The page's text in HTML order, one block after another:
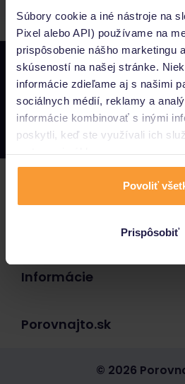
Súbory cookie a iné nástroje na
Pixel alebo API) používame na
prispôsobenie nášho marketingu
skúseností na našej stránke.
informácie zdieľame aj s našimi
sociálnych médií, reklamy a
informácie kombinovať s inými
poskytli, keď ste využívali ich
na to svoj súhlas.
Povoliť
Prispôsobiť
Napíšte nám
info@porovnajto.sk
Zavolajte nám
0800 400 300
Informácie
Porovnajto.sk
© 2026